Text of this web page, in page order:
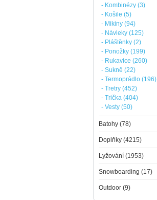
- Kombinézy (3)
- Košile (5)
- Mikiny (94)
- Návleky (125)
- Pláštěnky (2)
- Ponožky (199)
- Rukavice (260)
- Sukně (22)
- Termoprádlo (196)
- Tretry (452)
- Trička (404)
- Vesty (50)
Batohy (78)
Doplňky (4215)
Lyžování (1953)
Snowboarding (17)
Outdoor (9)